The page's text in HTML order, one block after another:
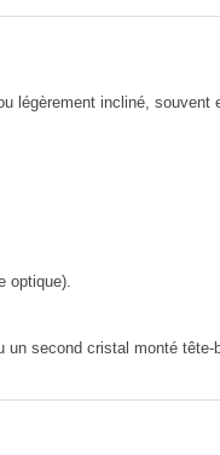
légèrement incliné, souvent
optique).
un second cristal monté tête-